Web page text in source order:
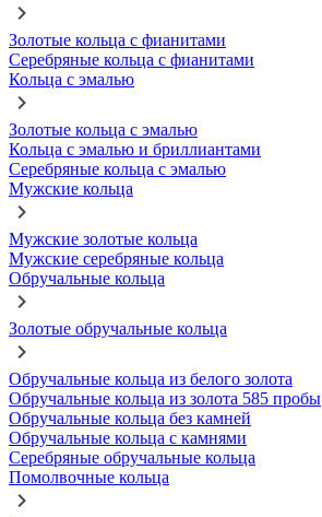
Золотые кольца с фианитами
Серебряные кольца с фианитами
Кольца с эмалью
Золотые кольца с эмалью
Кольца с эмалью и бриллиантами
Серебряные кольца с эмалью
Мужские кольца
Мужские золотые кольца
Мужские серебряные кольца
Обручальные кольца
Золотые обручальные кольца
Обручальные кольца из белого золота
Обручальные кольца из золота 585 пробы
Обручальные кольца без камней
Обручальные кольца с камнями
Серебряные обручальные кольца
Помолвочные кольца